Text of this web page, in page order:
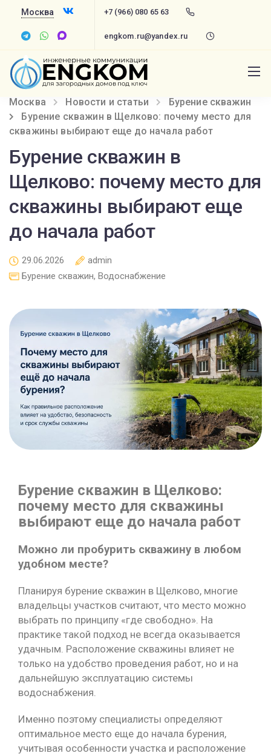
Москва +7 (966) 080 65 63
engkom.ru@yandex.ru
Москва Новости и статьи
Бурение скважин
Бурение скважин в Щелково: почему место для
скважины выбирают еще до начала работ
Бурение скважин в
Щелково: почему место для
скважины выбирают еще
до начала работ
29.06.2026
admin
Бурение скважин, Водоснабжение
Бурение скважин в Щелково:
почему место для скважины
выбирают еще до начала работ
Можно ли пробурить скважину в любом
удобном месте?
Планируя бурение скважин в Щелково, многие
владельцы участков считают, что место можно
выбрать по принципу «где свободно». На
практике такой подход не всегда оказывается
удачным. Расположение скважины влияет не
только на удобство проведения работ, но и на
дальнейшую эксплуатацию системы
водоснабжения.
Именно поэтому специалисты определяют
оптимальное место еще до начала бурения,
учитывая особенности участка и расположение